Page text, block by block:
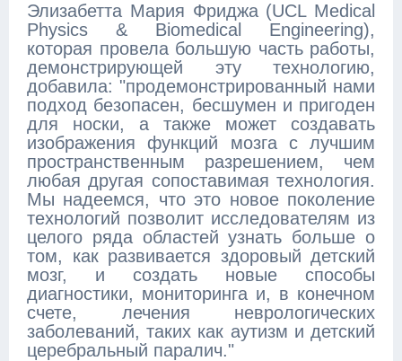
Элизабетта Мария Фриджа (UCL Medical
Physics & Biomedical Engineering),
которая провела большую часть работы,
демонстрирующей эту технологию,
добавила: "продемонстрированный нами
подход безопасен, бесшумен и пригоден
для носки, а также может создавать
изображения функций мозга с лучшим
пространственным разрешением, чем
любая другая сопоставимая технология.
Мы надеемся, что это новое поколение
технологий позволит исследователям из
целого ряда областей узнать больше о
том, как развивается здоровый детский
мозг, и создать новые способы
диагностики, мониторинга и, в конечном
счете, лечения неврологических
заболеваний, таких как аутизм и детский
церебральный паралич."